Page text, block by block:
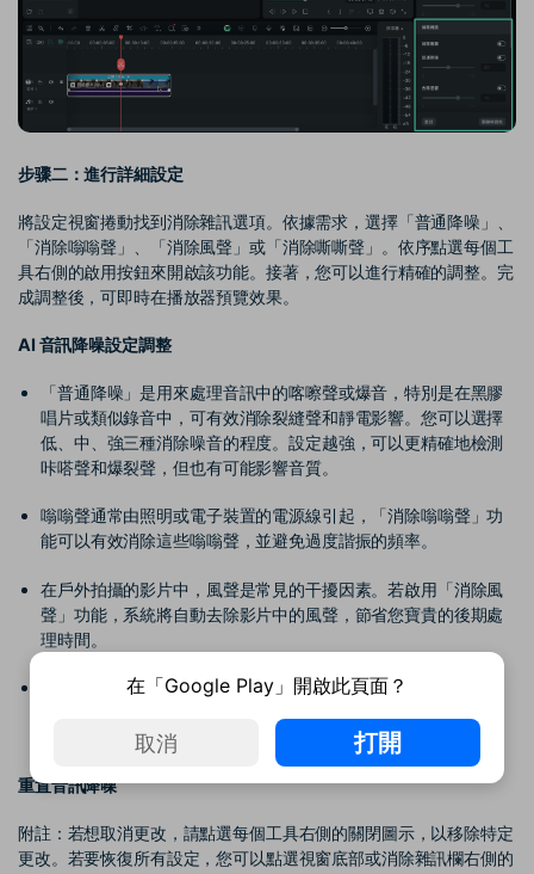
步骤二：進行詳細設定
將設定視窗捲動找到消除雜訊選項。依據需求，選擇「普通降噪」、
「消除嗡嗡聲」、「消除風聲」或「消除嘶嘶聲」。依序點選每個工
具右側的啟用按鈕來開啟該功能。接著，您可以進行精確的調整。完
成調整後，可即時在播放器預覽效果。
AI 音訊降噪設定調整
「普通降噪」是用來處理音訊中的喀嚓聲或爆音，特別是在黑膠
唱片或類似錄音中，可有效消除裂縫聲和靜電影響。您可以選擇
低、中、強三種消除噪音的程度。設定越強，可以更精確地檢測
咔嗒聲和爆裂聲，但也有可能影響音質。
嗡嗡聲通常由照明或電子裝置的電源線引起，「消除嗡嗡聲」功
能可以有效消除這些嗡嗡聲，並避免過度諧振的頻率。
在戶外拍攝的影片中，風聲是常見的干擾因素。若啟用「消除風
聲」功能，系統將自動去除影片中的風聲，節省您寶貴的後期處
理時間。
嘶嘶聲是常見的不必要雜訊之一，透過「消除嘶嘶聲」功能，可
除效果，以及設定雜訊層級的細節。
重置音訊降噪
附註：若想取消更改，請點選每個工具右側的關閉圖示，以移除特定
更改。若要恢復所有設定，您可以點選視窗底部或消除雜訊欄右側的
在「Google Play」開啟此頁面？
取消 打開